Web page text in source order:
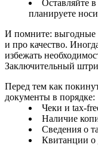
Оставляйте в
планируете
И помните: выгодные
и про качество.
избежать
Заключительный
Перед тем как
документы в порядке:
Чеки и
Наличие
Сведения о
Квитанции о